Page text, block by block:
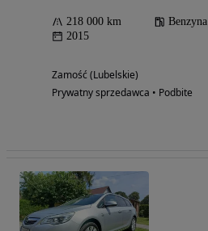
218 000 km Benzyna
2015
Zamość (Lubelskie)
Prywatny sprzedawca • Podbite